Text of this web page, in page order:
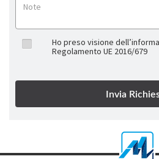
Ho preso visione
Regolamento UE 2016/679